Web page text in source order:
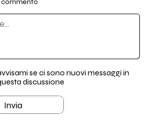
se ci sono nuovi messaggi in
discussione
Invia